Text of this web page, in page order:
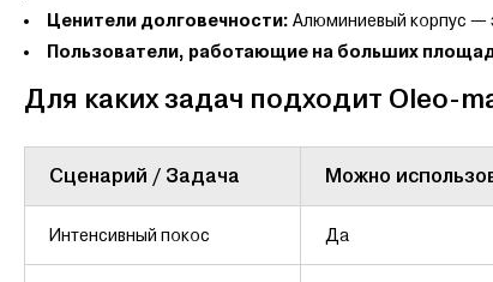
Ценители долговечности: Алюминиевый корпус —
Пользователи, работающие на больших
Для каких задач подходит Oleo-
Сценарий / Задача Можно
Интенсивный покос Да